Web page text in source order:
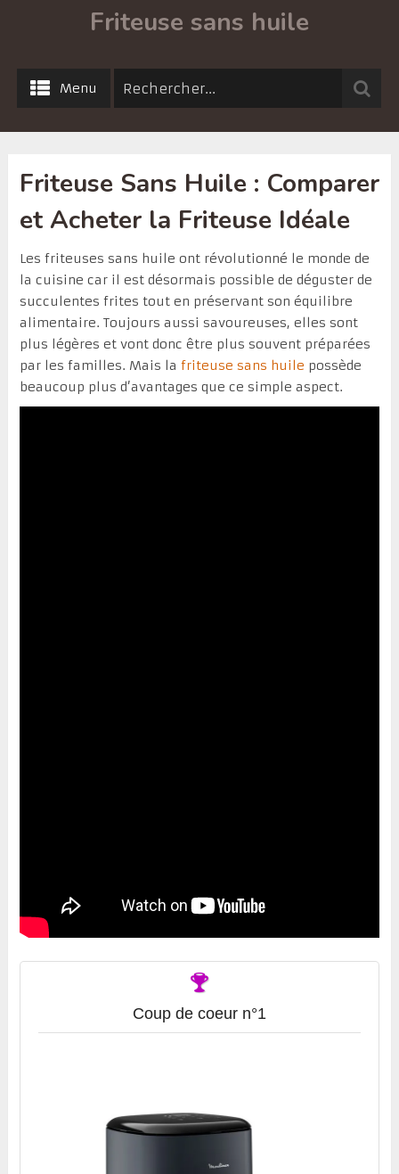
Friteuse sans huile
Menu
Friteuse Sans Huile : Comparer
et Acheter la Friteuse Idéale
Les friteuses sans huile ont révolutionné le monde de
la cuisine car il est désormais possible de déguster de
succulentes frites tout en préservant son équilibre
alimentaire. Toujours aussi savoureuses, elles sont
plus légères et vont donc être plus souvent préparées
par les familles. Mais la friteuse sans huile possède
beaucoup plus d’avantages que ce simple aspect.
Coup de coeur n°1